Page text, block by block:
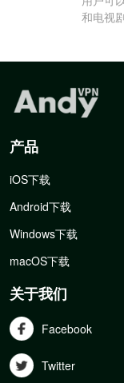
和电视剧
产品
iOS下载
Android下载
Windows下载
macOS下载
关于我们
Facebook
Twitter